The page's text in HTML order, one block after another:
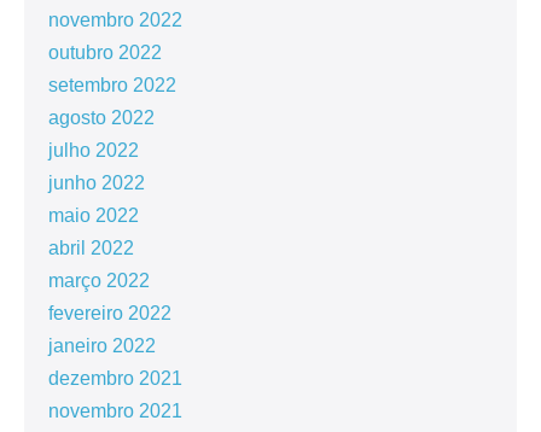
novembro 2022
outubro 2022
setembro 2022
agosto 2022
julho 2022
junho 2022
maio 2022
abril 2022
março 2022
fevereiro 2022
janeiro 2022
dezembro 2021
novembro 2021